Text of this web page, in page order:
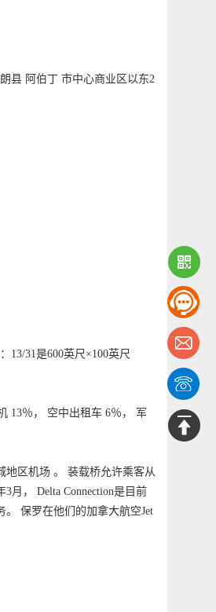
县 阿伯丁 市中心商业区以东2
13/31是600英尺×100英尺
13％， 空中出租车 6％， 军
地区机场 。 装载桥允许乘客从
月， Delta Connection是目前
保罗在他们的加拿大航空Jet